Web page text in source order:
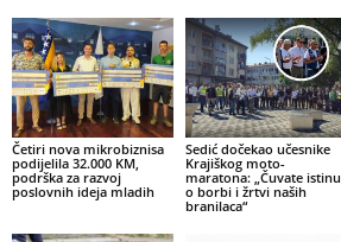
Četiri nova mikrobiznisa
podijelila 32.000 KM,
podrška za razvoj
poslovnih ideja mladih
Sedić dočekao učesnike
Krajiškog moto-
maratona: „Čuvate istinu
o borbi i žrtvi naših
branilaca“